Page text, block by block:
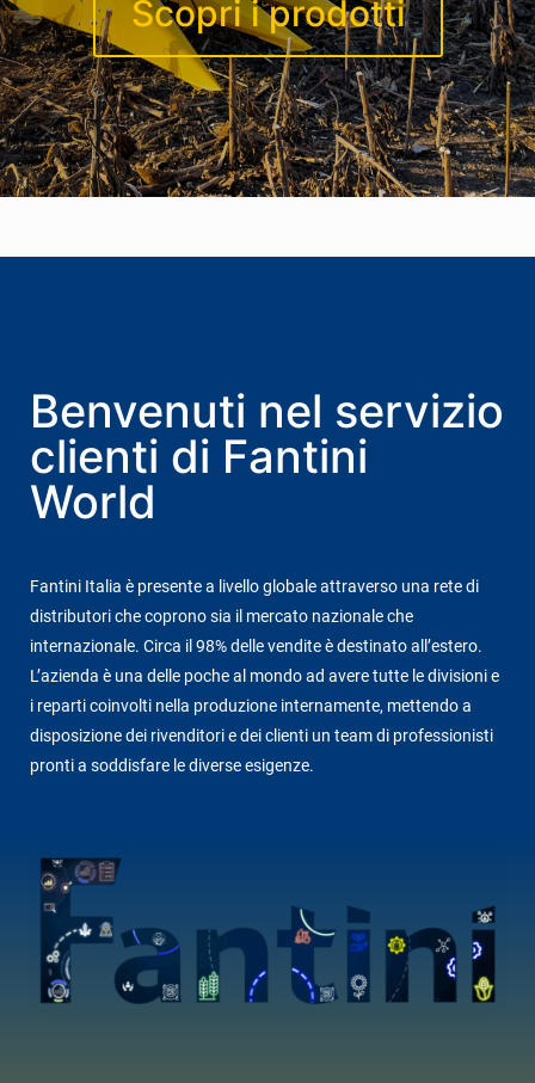
Scopri i prodotti
Benvenuti nel servizio
clienti di Fantini
World
Fantini Italia è presente a livello globale attraverso una rete di
distributori che coprono sia il mercato nazionale che
internazionale. Circa il 98% delle vendite è destinato all’estero.
L’azienda è una delle poche al mondo ad avere tutte le divisioni e
i reparti coinvolti nella produzione internamente, mettendo a
disposizione dei rivenditori e dei clienti un team di professionisti
pronti a soddisfare le diverse esigenze.